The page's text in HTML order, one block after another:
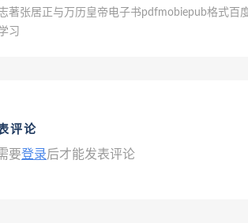
著张居正与万历皇帝电子书pdfmobiepub格式百
习
评论
要登录后才能发表评论